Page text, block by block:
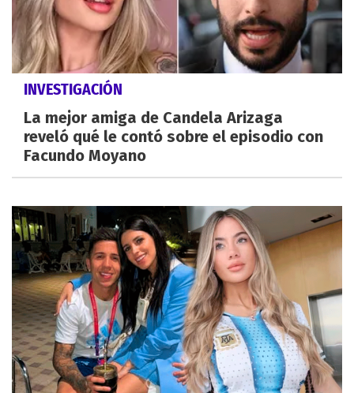
INVESTIGACIÓN
La mejor amiga de Candela Arizaga
reveló qué le contó sobre el episodio con
Facundo Moyano